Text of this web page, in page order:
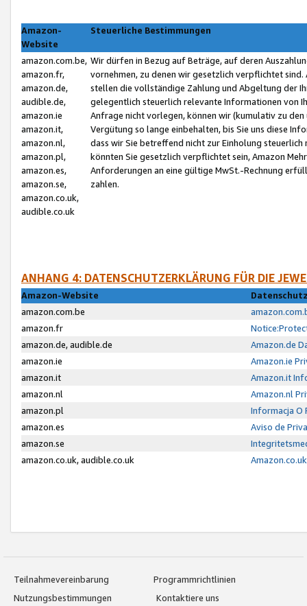
Amazon-
Website
Steuerliche Bestimmungen
amazon.com.be,
amazon.fr,
amazon.de,
audible.de,
amazon.ie
amazon.it,
amazon.nl,
amazon.pl,
amazon.es,
amazon.se,
amazon.co.uk,
audible.co.uk
Wir dürfen in Bezug auf Beträge, auf deren
vornehmen, zu denen wir gesetzlich verpflichtet
stellen die vollständige Zahlung und Abgeltung der
gelegentlich steuerlich relevante Informationen von
Anfrage nicht vorlegen, können wir (kumulativ zu
Vergütung so lange einbehalten, bis Sie uns diese
dass wir Sie betreffend nicht zur Einholung
könnten Sie gesetzlich verpflichtet sein, Amazon
Anforderungen an eine gültige MwSt.-Rechnung
zahlen.
ANHANG 4: DATENSCHUTZERKLÄRUNG FÜR DIE
Amazon-Website
amazon.com.be
amazon.fr
amazon.de, audible.de
Amazon.de
amazon.ie
Amazon.ie
amazon.it
Amazon.it
amazon.nl
Amazon.nl
amazon.pl
Informacja O
amazon.es
Aviso de
amazon.se
amazon.co.uk, audible.co.uk
Teilnahmevereinbarung
Programmrichtlinien
Nutzungsbestimmungen
Kontaktiere uns